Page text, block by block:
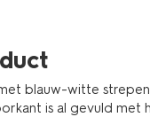
blauw-witte
is al gevuld met